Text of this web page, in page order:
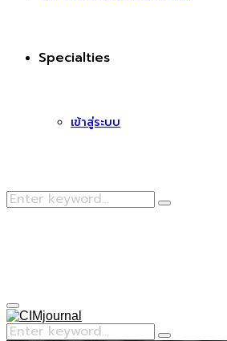
Specialties
เข้าสู่ระบบ
Search
Search
Primary
Menu
Search